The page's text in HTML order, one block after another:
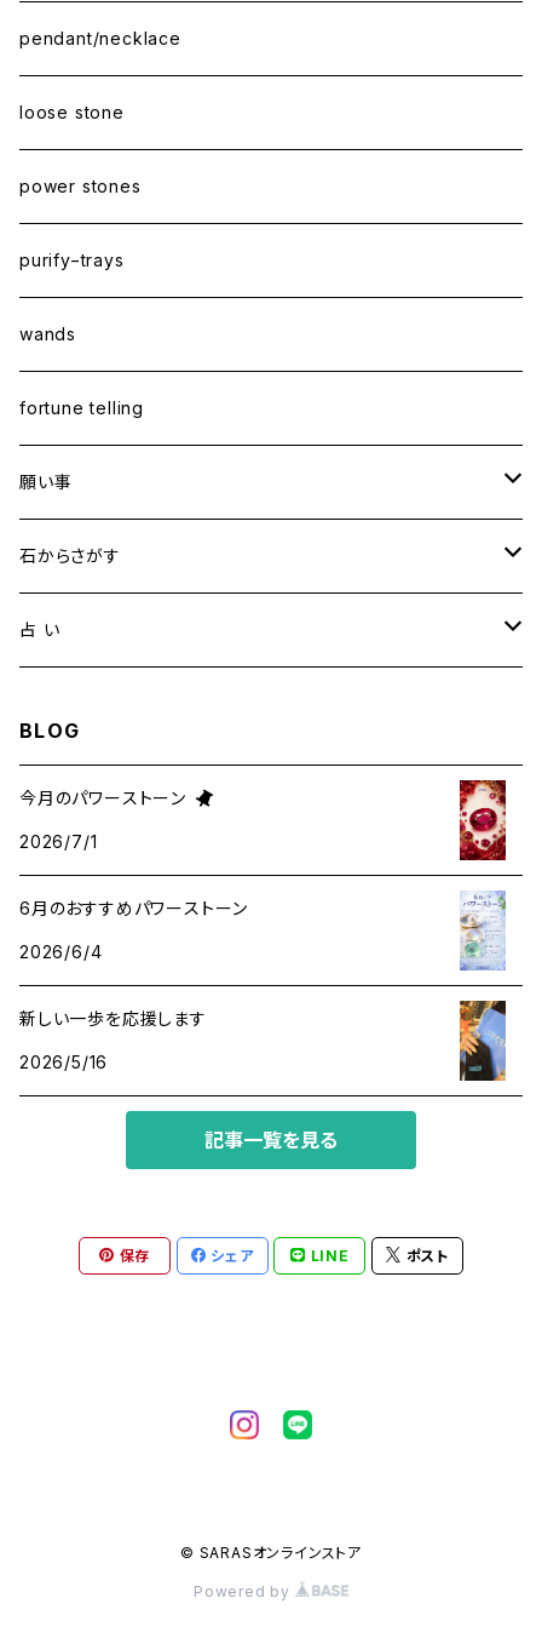
pendant/necklace
loose stone
power stones
purify−trays
wands
fortune telling
願い事
健康・恋愛・愛情
精神安定・安らぎ
成功・パワー
石からさがす
アイオライト
アベンチュリン
アラゴナイト
占 い
BLOG
今月のパワーストーン
2026/7/1
6月のおすすめパワーストーン
2026/6/4
新しい一歩を応援します
2026/5/16
記事一覧を見る
保存 シェア LINE ポスト
© SARASオンラインストア
Powered by